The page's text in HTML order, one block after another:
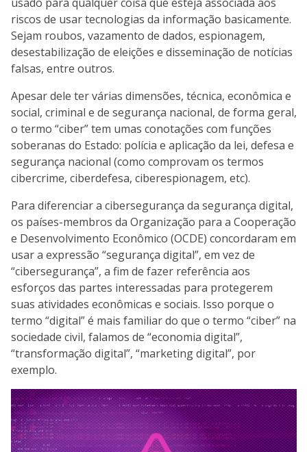
riscos de usar tecnologias da informação basicamente.
Sejam roubos, vazamento de dados, espionagem,
desestabilização de eleições e disseminação de notícias
falsas, entre outros.
Apesar dele ter várias dimensões, técnica, econômica e
social, criminal e de segurança nacional, de forma geral,
o termo “ciber” tem umas conotações com funções
soberanas do Estado: polícia e aplicação da lei, defesa e
segurança nacional (como comprovam os termos
cibercrime, ciberdefesa, ciberespionagem, etc).
Para diferenciar a cibersegurança da segurança digital,
os países-membros da Organização para a Cooperação
e Desenvolvimento Econômico (OCDE) concordaram em
usar a expressão “segurança digital”, em vez de
“cibersegurança”, a fim de fazer referência aos
esforços das partes interessadas para protegerem
suas atividades econômicas e sociais. Isso porque o
termo “digital” é mais familiar do que o termo “ciber” na
sociedade civil, falamos de “economia digital”,
“transformação digital”, “marketing digital”, por
exemplo.